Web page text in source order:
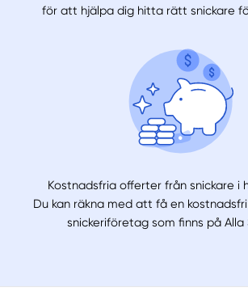
för att hjälpa dig hitta rätt snickare
Kostnadsfria offerter från snickare i
Du kan räkna med att få en
snickeriföretag som finns på Alla